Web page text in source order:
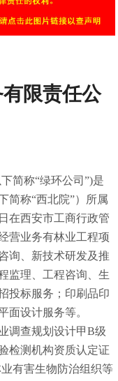
限责任公
简称“绿环公司”)是
简称“西北院”）所属
在西安市工商行政管
营业务有林业工程项
询、新技术研发及推
监理、工程咨询、生
投标服务；印刷品印
面设计服务等。
调查规划设计甲B级
检测机构资质认定证
有害生物防治组织等